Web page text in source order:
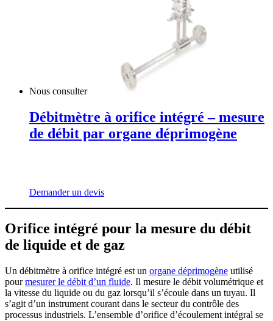
Nous consulter
Débitmètre à orifice intégré – mesure
de débit par organe déprimogène
Demander un devis
Orifice intégré pour la mesure du débit
de liquide et de gaz
Un débitmètre à orifice intégré est un organe déprimogène utilisé
pourmesurer le débit d’un fluide. Il mesure le débit volumétrique et
la vitesse du liquide ou du gaz lorsqu’il s’écoule dans un tuyau. Il
s’agit d’un instrument courant dans le secteur du contrôle des
processus industriels. L’ensemble d’orifice d’écoulement intégral se